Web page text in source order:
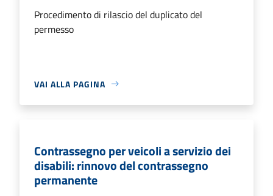
Procedimento di rilascio del duplicato del
permesso
VAI ALLA PAGINA
Contrassegno per veicoli a servizio dei
disabili: rinnovo del contrassegno
permanente